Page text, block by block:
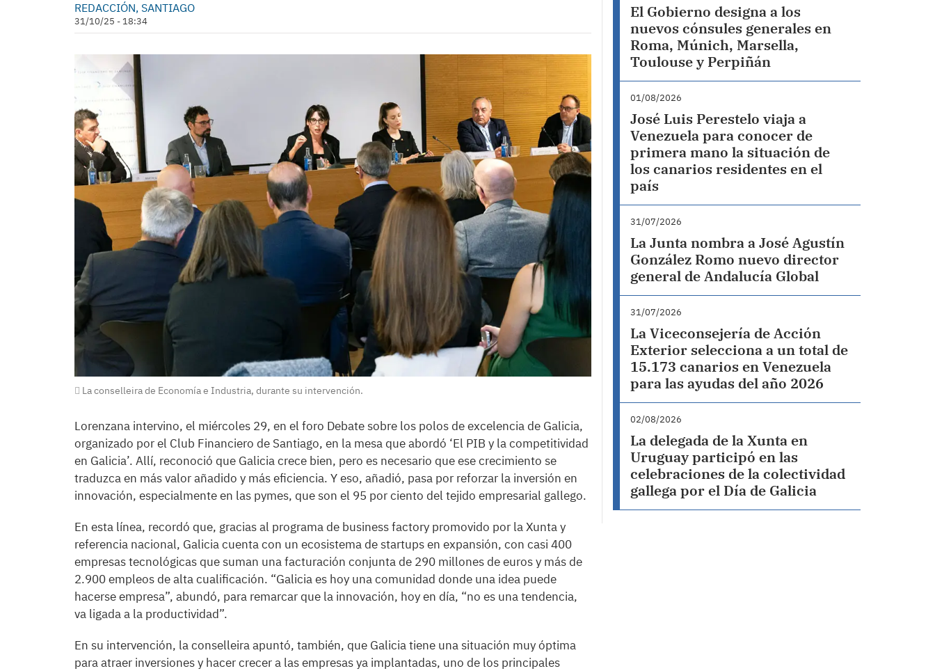
REDACCIÓN, SANTIAGO
31/10/25 - 18:34
La conselleira de Economía e Industria, durante su intervención.
Lorenzana intervino, el miércoles 29, en el foro Debate sobre los polos de excelencia de Galicia,
organizado por el Club Financiero de Santiago, en la mesa que abordó ‘El PIB y la competitividad
en Galicia’. Allí, reconoció que Galicia crece bien, pero es necesario que ese crecimiento se
traduzca en más valor añadido y más eficiencia. Y eso, añadió, pasa por reforzar la inversión en
innovación, especialmente en las pymes, que son el 95 por ciento del tejido empresarial gallego.
En esta línea, recordó que, gracias al programa de business factory promovido por la Xunta y
referencia nacional, Galicia cuenta con un ecosistema de startups en expansión, con casi 400
empresas tecnológicas que suman una facturación conjunta de 290 millones de euros y más de
2.900 empleos de alta cualificación. “Galicia es hoy una comunidad donde una idea puede
hacerse empresa”, abundó, para remarcar que la innovación, hoy en día, “no es una tendencia,
va ligada a la productividad”.
En su intervención, la conselleira apuntó, también, que Galicia tiene una situación muy óptima
para atraer inversiones y hacer crecer a las empresas ya implantadas, uno de los principales
El Gobierno designa a los
nuevos cónsules generales en
Roma, Múnich, Marsella,
Toulouse y Perpiñán
01/08/2026
José Luis Perestelo viaja a
Venezuela para conocer de
primera mano la situación de
los canarios residentes en el
país
31/07/2026
La Junta nombra a José Agustín
González Romo nuevo director
general de Andalucía Global
31/07/2026
La Viceconsejería de Acción
Exterior selecciona a un total de
15.173 canarios en Venezuela
para las ayudas del año 2026
02/08/2026
La delegada de la Xunta en
Uruguay participó en las
celebraciones de la colectividad
gallega por el Día de Galicia